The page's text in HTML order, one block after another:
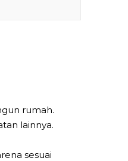
rumah.
lainnya.
sesuai